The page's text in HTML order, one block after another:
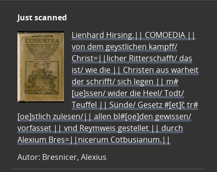
Just scanned
Lienhard Hirsing.|| COMOEDIA ||
von dem geystlichen kampff/
Christ=||licher Ritterschafft/ das
ist/ wie die || Christen aus warheit
der schrifft/ sich legen || m#
[ue]ssen/ wider die Heel/ Todt/
Teuffel || Sünde/ Gesetz #[et]c̃ tr#
[oe]stlich zulesen/|| allen bl#[oe]den gewissen/
vorfasset || vnd Reymweis gestellet || durch
Alexium Bres=||nicerum Cotbusianum.||
Autor: Bresnicer, Alexius